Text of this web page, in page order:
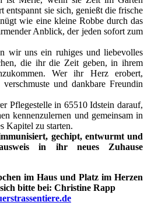
entspannt sie sich, genießt die frische
wie eine kleine Robbe durch das
Anblick, der jeden sofort zum
wir uns ein ruhiges und liebevolles
die ihr die Zeit geben, in ihrem
Wer ihr Herz erobert,
und dankbare Freundin
Pflegestelle in 65510 Idstein darauf,
kennenzulernen und gemeinsam in
Kapitel zu starten.
gechipt, entwurmt und
in ihr neues Zuhause
im Haus und Platz im Herzen
bitte bei: Christine Rapp